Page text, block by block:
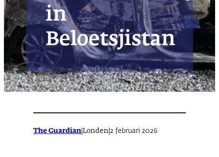
in
Beloetsjistan
The Guardian Londen 2 februari 2026